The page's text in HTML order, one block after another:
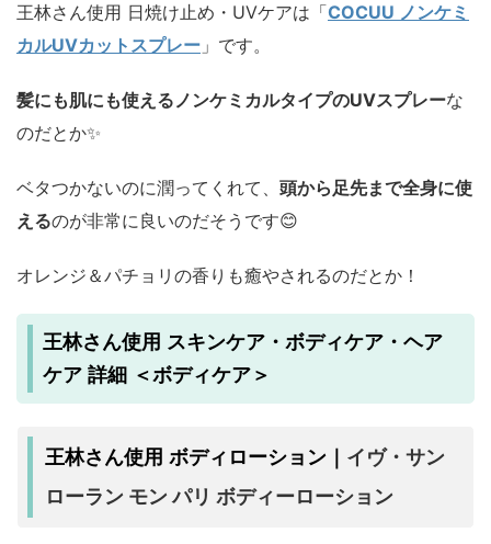
王林さん使用 日焼け止め・UVケアは「COCUU ノンケミ
カルUVカットスプレー 」です。
髪にも肌にも使えるノンケミカルタイプのUVスプレーな
のだとか✨
ベタつかないのに潤ってくれて、 頭から足先まで全身に使
えるのが非常に良いのだそうです😊
オレンジ＆パチョリの香りも癒やされるのだとか！
王林さん使用 スキンケア・ボディケア・ヘア
ケア 詳細 ＜ボディケア＞
王林さん使用 ボディローション｜ イヴ・サン
ローラン モン パリ ボディーローション